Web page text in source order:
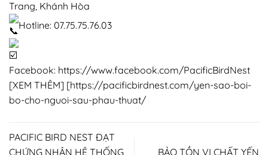
Trang, Khánh Hòa
Hotline: 07.75.75.76.03
Facebook: https://www.facebook.com/PacificBirdNest
[XEM THÊM] [https://pacificbirdnest.com/yen-sao-boi-
bo-cho-nguoi-sau-phau-thuat/
PACIFIC BIRD NEST ĐẠT
CHỨNG NHẬN HỆ THỐNG
BẢO TỒN VI CHẤT YẾN